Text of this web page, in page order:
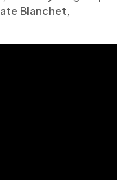
Blanchet,